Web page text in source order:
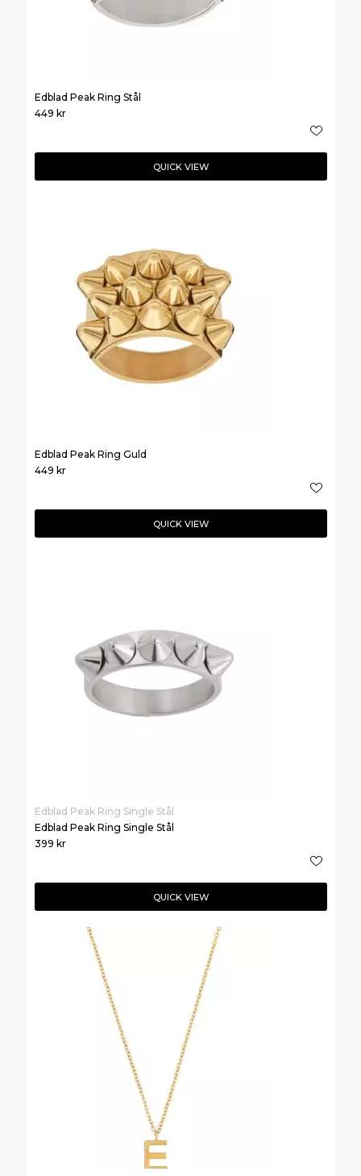
Edblad Peak Ring Stål
449 kr
QUICK VIEW
Edblad Peak Ring Guld
449 kr
QUICK VIEW
Edblad Peak Ring Single Stål
Edblad Peak Ring Single Stål
399 kr
QUICK VIEW